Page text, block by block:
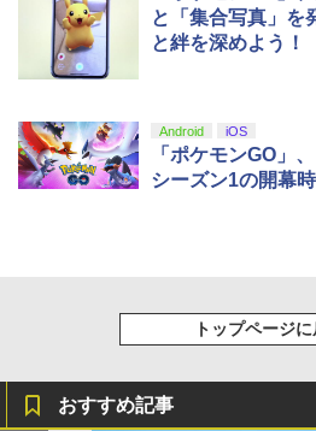
と「集合写真」を
と絆を深めよう！
Android iOS
「ポケモンGO」
シーズン1の開幕
トップページ
おすすめ記事